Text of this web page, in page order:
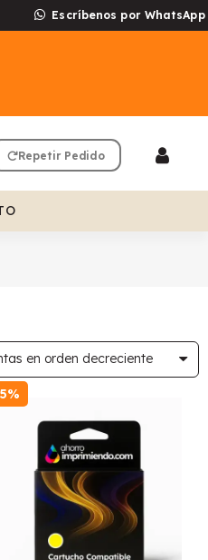
Escríbenos por WhatsApp
Repetir Pedido